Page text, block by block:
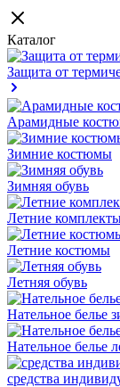
Каталог
Защита от
Арамидные
Зимние костюмы
Зимняя обувь
Летние
Летние костюмы
Летняя обувь
Нательное белье
Нательное белье
средства